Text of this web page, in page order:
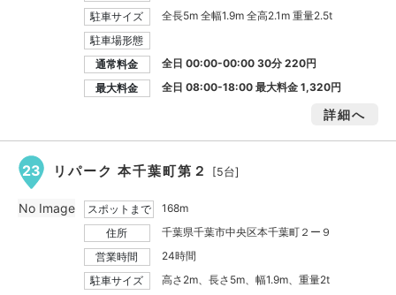
駐車サイズ
全長5m 全幅1.9m 全高2.1m 重量2.5t
駐車場形態
通常料金
全日 00:00-00:00 30分 220円
最大料金
全日 08:00-18:00 最大料金1,320円
詳細へ
23 リパーク 本千葉町第２ [5台]
スポットまで
168m
住所
千葉県千葉市中央区本千葉町２ー９
営業時間
24時間
駐車サイズ
高さ2m、長さ5m、幅1.9m、重量2t
No Image